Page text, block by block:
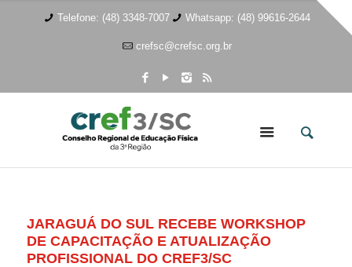
Telefone: (48) 3348-7007 Whatsapp: (48) 99616-2644
crefsc@crefsc.org.br
JARAGUÁ DO SUL RECEBE WORKSHOP
DE CAPACITAÇÃO E ATUALIZAÇÃO
PROFISSIONAL DO CREF3/SC